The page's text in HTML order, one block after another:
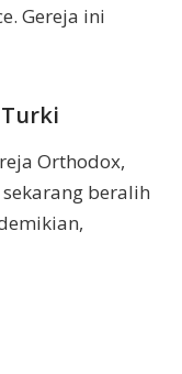
Gereja ini
Orthodox,
beralih